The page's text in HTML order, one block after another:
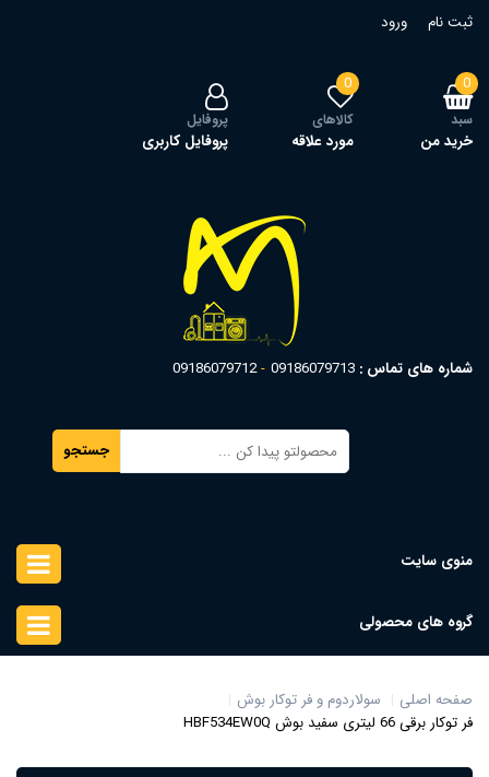
ثبت نام ورود
0
سبد
خرید من
0
کالاهای
مورد علاقه
پروفایل
پروفایل کاربری
شماره های تماس : 09186079713
09186079712
جستجو
منوی سایت
گروه های محصولی
صفحه اصلی
سولاردوم و فر توکار بوش
فر توکار برقی 66 لیتری سفید بوش HBF534EW0Q